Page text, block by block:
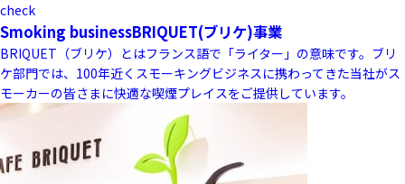
check
Smoking businessBRIQUET(ブリケ)事業
BRIQUET（ブリケ）とはフランス語で「ライター」の意味です。ブリ
ケ部門では、100年近くスモーキングビジネスに携わってきた当社がス
モーカーの皆さまに快適な喫煙プレイスをご提供しています。